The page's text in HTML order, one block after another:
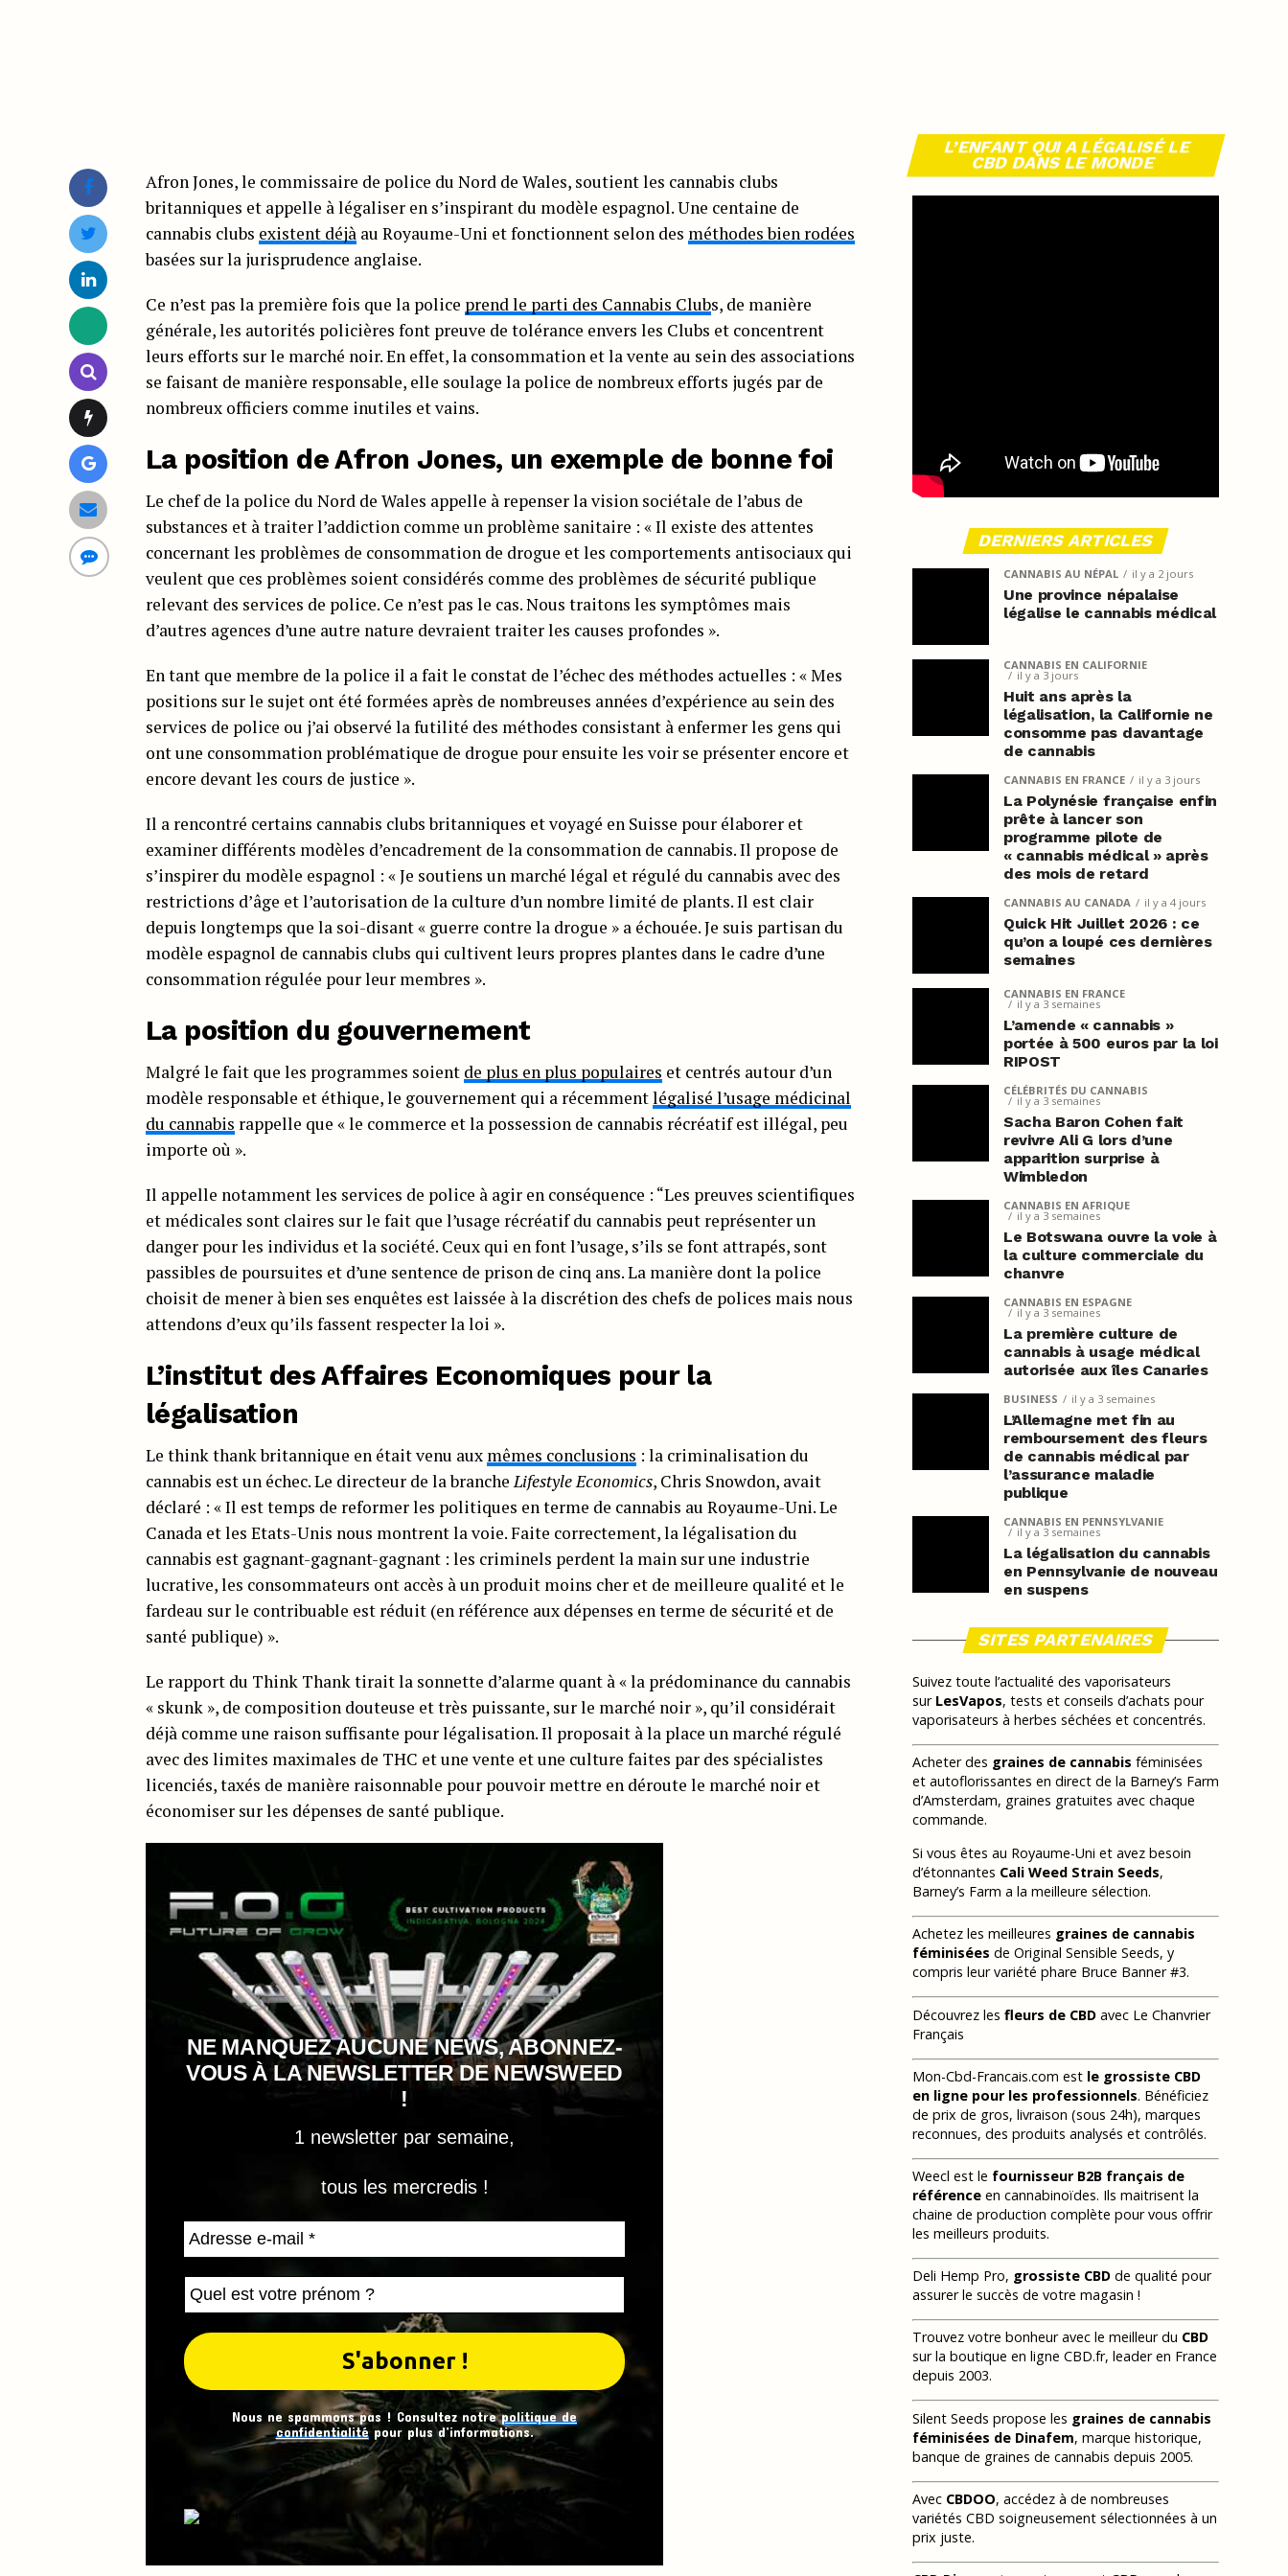
Afron Jones, le commissaire de police du Nord de Wales, soutient les cannabis clubs
britanniques et appelle à légaliser en s’inspirant du modèle espagnol. Une centaine de
cannabis clubs existent déjà au Royaume-Uni et fonctionnent selon des méthodes bien rodées
basées sur la jurisprudence anglaise.
Ce n’est pas la première fois que la police prend le parti des Cannabis Clubs, de manière
générale, les autorités policières font preuve de tolérance envers les Clubs et concentrent
leurs efforts sur le marché noir. En effet, la consommation et la vente au sein des associations
se faisant de manière responsable, elle soulage la police de nombreux efforts jugés par de
nombreux officiers comme inutiles et vains.
La position de Afron Jones, un exemple de bonne foi
Le chef de la police du Nord de Wales appelle à repenser la vision sociétale de l’abus de
substances et à traiter l’addiction comme un problème sanitaire : « Il existe des attentes
concernant les problèmes de consommation de drogue et les comportements antisociaux qui
veulent que ces problèmes soient considérés comme des problèmes de sécurité publique
relevant des services de police. Ce n’est pas le cas. Nous traitons les symptômes mais
d’autres agences d’une autre nature devraient traiter les causes profondes ».
En tant que membre de la police il a fait le constat de l’échec des méthodes actuelles : « Mes
positions sur le sujet ont été formées après de nombreuses années d’expérience au sein des
services de police ou j’ai observé la futilité des méthodes consistant à enfermer les gens qui
ont une consommation problématique de drogue pour ensuite les voir se présenter encore et
encore devant les cours de justice ».
Il a rencontré certains cannabis clubs britanniques et voyagé en Suisse pour élaborer et
examiner différents modèles d’encadrement de la consommation de cannabis. Il propose de
s’inspirer du modèle espagnol : « Je soutiens un marché légal et régulé du cannabis avec des
restrictions d’âge et l’autorisation de la culture d’un nombre limité de plants. Il est clair
depuis longtemps que la soi-disant « guerre contre la drogue » a échouée. Je suis partisan du
modèle espagnol de cannabis clubs qui cultivent leurs propres plantes dans le cadre d’une
consommation régulée pour leur membres ».
La position du gouvernement
Malgré le fait que les programmes soient de plus en plus populaires et centrés autour d’un
modèle responsable et éthique, le gouvernement qui a récemmentlégalisé l’usage médicinal
du cannabis rappelle que « le commerce et la possession de cannabis récréatif est illégal, peu
importe où ».
Il appelle notamment les services de police à agir en conséquence : “Les preuves scientifiques
et médicales sont claires sur le fait que l’usage récréatif du cannabis peut représenter un
danger pour les individus et la société. Ceux qui en font l’usage, s’ils se font attrapés, sont
passibles de poursuites et d’une sentence de prison de cinq ans. La manière dont la police
choisit de mener à bien ses enquêtes est laissée à la discrétion des chefs de polices mais nous
attendons d’eux qu’ils fassent respecter la loi ».
L’institut des Affaires Economiques pour la
légalisation
Le think thank britannique en était venu aux mêmes conclusions : la criminalisation du
cannabis est un échec. Le directeur de la brancheLifestyle Economics, Chris Snowdon, avait
déclaré : « Il est temps de reformer les politiques en terme de cannabis au Royaume-Uni. Le
Canada et les Etats-Unis nous montrent la voie. Faite correctement, la légalisation du
cannabis est gagnant-gagnant-gagnant : les criminels perdent la main sur une industrie
lucrative, les consommateurs ont accès à un produit moins cher et de meilleure qualité et le
fardeau sur le contribuable est réduit (en référence aux dépenses en terme de sécurité et de
santé publique) ».
Le rapport du Think Thank tirait la sonnette d’alarme quant à « la prédominance du cannabis
« skunk », de composition douteuse et très puissante, sur le marché noir », qu’il considérait
déjà comme une raison suffisante pour légalisation. Il proposait à la place un marché régulé
avec des limites maximales de THC et une vente et une culture faites par des spécialistes
licenciés, taxés de manière raisonnable pour pouvoir mettre en déroute le marché noir et
économiser sur les dépenses de santé publique.
NE MANQUEZ AUCUNE NEWS, ABONNEZ-
VOUS À LA NEWSLETTER DE NEWSWEED
!
1 newsletter par semaine,
tous les mercredis !
Nous ne spammons pas ! Consultez notrepolitique de
confidentialitépour plus d’informations.
L’ENFANT QUI A LÉGALISÉ LE
CBD DANS LE MONDE
DERNIERS ARTICLES
CANNABIS AU NÉPAL il y a 2 jours
Une province népalaise
légalise le cannabis médical
CANNABIS EN CALIFORNIE
il y a 3 jours
Huit ans après la
légalisation, la Californie ne
consomme pas davantage
de cannabis
CANNABIS EN FRANCE il y a 3 jours
La Polynésie française enfin
prête à lancer son
programme pilote de
« cannabis médical » après
des mois de retard
CANNABIS AU CANADA il y a 4 jours
Quick Hit Juillet 2026 : ce
qu’on a loupé ces dernières
semaines
CANNABIS EN FRANCE
il y a 3 semaines
L’amende « cannabis »
portée à 500 euros par la loi
RIPOST
CÉLÉBRITÉS DU CANNABIS
il y a 3 semaines
Sacha Baron Cohen fait
revivre Ali G lors d’une
apparition surprise à
Wimbledon
CANNABIS EN AFRIQUE
il y a 3 semaines
Le Botswana ouvre la voie à
la culture commerciale du
chanvre
CANNABIS EN ESPAGNE
il y a 3 semaines
La première culture de
cannabis à usage médical
autorisée aux îles Canaries
BUSINESS il y a 3 semaines
L’Allemagne met fin au
remboursement des fleurs
de cannabis médical par
l’assurance maladie
publique
CANNABIS EN PENNSYLVANIE
il y a 3 semaines
La légalisation du cannabis
en Pennsylvanie de nouveau
en suspens
SITES PARTENAIRES
Suivez toute l’actualité des vaporisateurs
sur LesVapos, tests et conseils d’achats pour
vaporisateurs à herbes séchées et concentrés.
Acheter des graines de cannabis féminisées
et autoflorissantes en direct de la Barney’s Farm
d’Amsterdam, graines gratuites avec chaque
commande.
Si vous êtes au Royaume-Uni et avez besoin
d’étonnantes Cali Weed Strain Seeds,
Barney’s Farm a la meilleure sélection.
Achetez les meilleures graines de cannabis
féminisées de Original Sensible Seeds, y
compris leur variété phare Bruce Banner #3.
Découvrez les fleurs de CBD avec Le Chanvrier
Français
Mon-Cbd-Francais.com est le grossiste CBD
en ligne pour les professionnels. Bénéficiez
de prix de gros, livraison (sous 24h), marques
reconnues, des produits analysés et contrôlés.
Weecl est le fournisseur B2B français de
référence en cannabinoïdes. Ils maitrisent la
chaine de production complète pour vous offrir
les meilleurs produits.
Deli Hemp Pro, grossiste CBD de qualité pour
assurer le succès de votre magasin !
Trouvez votre bonheur avec le meilleur du CBD
sur la boutique en ligne CBD.fr, leader en France
depuis 2003.
Silent Seeds propose les graines de cannabis
féminisées de Dinafem, marque historique,
banque de graines de cannabis depuis 2005.
Avec CBDOO, accédez à de nombreuses
variétés CBD soigneusement sélectionnées à un
prix juste.